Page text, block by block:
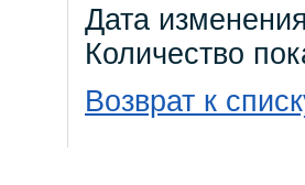
Дата
Количество
Возврат к